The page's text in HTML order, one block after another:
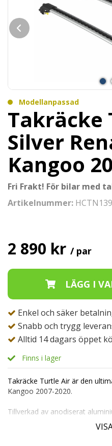
Modellanpassad
Takräcke
Silver
Kangoo
Fri Frakt! För bilar med
Artikelnummer:
2 890 kr / par
Enkel och säker
Snabb och trygg
Alltid 14 dagars öppet
Finns i lager
Takräcke Turtle Air är den
Kangoo 2007-2020.
Tillverkad av anodiserat
plastfästen, är detta takräcke